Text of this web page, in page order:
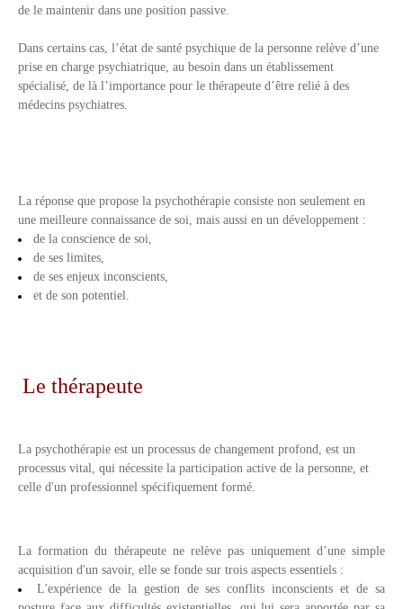
de le maintenir dans une position passive.
Dans certains cas, l’état de santé psychique de la personne relève d’une
prise en charge psychiatrique, au besoin dans un établissement
spécialisé, de là l’importance pour le thérapeute d’être relié à des
médecins psychiatres.
La réponse que propose la psychothérapie consiste non seulement en
une meilleure connaissance de soi, mais aussi en un développement :
de la conscience de soi,
de ses limites,
de ses enjeux inconscients,
et de son potentiel.
Le thérapeute
La psychothérapie est un processus de changement profond, est un
processus vital, qui nécessite la participation active de la personne, et
celle d'un professionnel spécifiquement formé.
La formation du thérapeute ne relève pas uniquement d’une simple
acquisition d'un savoir, elle se fonde sur trois aspects essentiels :
L'expérience de la gestion de ses conflits inconscients et de sa